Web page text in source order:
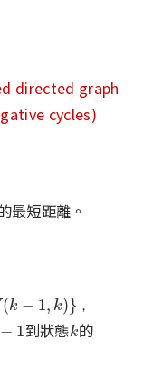
directed graph
cycles)
最短距離。
(k − 1, k)} ，
− 1
1 到狀態k
k的